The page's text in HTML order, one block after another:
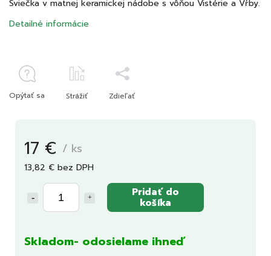
17 € / ks
13,82 € bez DPH
Pridať do
košíka
Skladom- odosielame ihneď
Sviečka v matnej keramickej nádobe s vôňou Vistérie a Vŕby.
Detailné informácie
Opýtať sa Strážiť Zdieľať